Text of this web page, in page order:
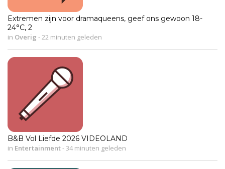
Extremen zijn voor dramaqueens, geef ons gewoon 18-
24°C, 2
in Overig -22 minuten geleden
B&B Vol Liefde 2026 VIDEOLAND
in Entertainment-34 minuten geleden